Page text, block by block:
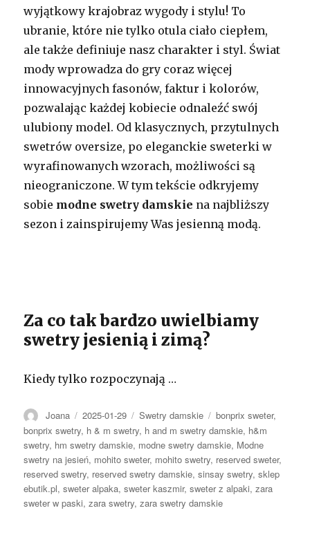
wyjątkowy krajobraz wygody i stylu! To
ubranie, które nie tylko otula ciało ciepłem,
ale także definiuje nasz charakter i styl. Świat
mody wprowadza do gry coraz więcej
innowacyjnych fasonów, faktur i kolorów,
pozwalając każdej kobiecie odnaleźć swój
ulubiony model. Od klasycznych, przytulnych
swetrów oversize, po eleganckie sweterki w
wyrafinowanych wzorach, możliwości są
nieograniczone. W tym tekście odkryjemy
sobie modne swetry damskie na najbliższy
sezon i zainspirujemy Was jesienną modą.
Za co tak bardzo uwielbiamy
swetry jesienią i zimą?
Kiedy tylko rozpoczynają …
Autor
Joana Opublikowano
2025-01-29 Kategorie
Swetry damskie Tagi
bonprix sweter,
bonprix swetry, h & m swetry, h and m swetry damskie, h&m
swetry, hm swetry damskie, modne swetry damskie, Modne
swetry na jesień, mohito sweter, mohito swetry, reserved sweter,
reserved swetry, reserved swetry damskie,sinsay swetry,sklep
ebutik.pl,sweter alpaka,sweter kaszmir,sweter z alpaki,zara
sweter w paski,zara swetry,zara swetry damskie